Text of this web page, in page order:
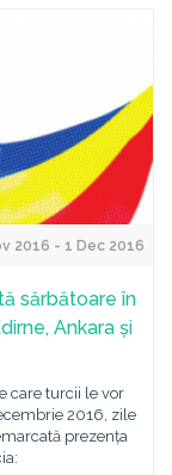
2016 - 1 Dec 2016
sărbătoare în
Ankara și
care turcii le vor
2016, zile
prezența